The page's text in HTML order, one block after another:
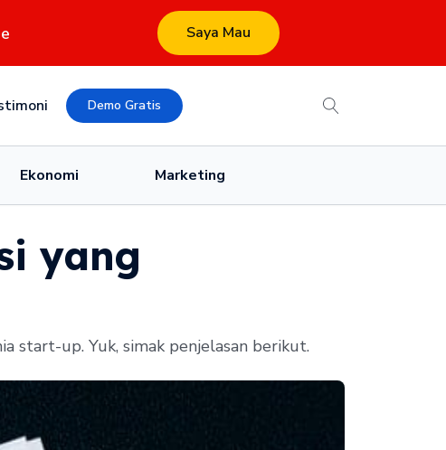
Saya Mau
Demo Gratis
Ekonomi Marketing
yang
start-up. Yuk, simak penjelasan berikut.